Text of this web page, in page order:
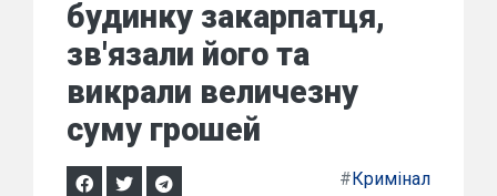
будинку закарпатця,
зв'язали його та
викрали величезну
суму грошей
#Кримінал